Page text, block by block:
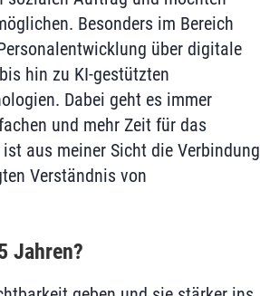
Besonders im Bereich
über digitale
hin zu KI-gestützten
Dabei geht es immer
und mehr Zeit für das
aus meiner Sicht die Verbindung
Verständnis von
Jahren?